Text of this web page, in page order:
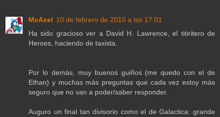
McAxel 10 de febrero de 2010 a las 17:01
Ha sido gracioso ver a David H. Lawrence, el titiritero de
Heroes, haciendo de taxista.
Por lo demás, muy buenos guiños (me quedo con el de
Ethan) y muchas más preguntas que cada vez estoy más
seguro que no van a poder/saber responder.
Auguro un final tan divisorio como el de Galactica: grande